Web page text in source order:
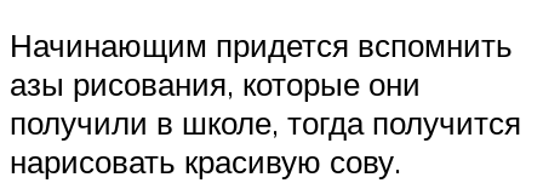
Начинающим придется вспомнить
азы рисования, которые они
получили в школе, тогда получится
нарисовать красивую сову.